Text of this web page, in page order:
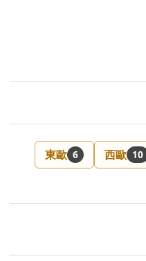
東歐 6 西歐 10